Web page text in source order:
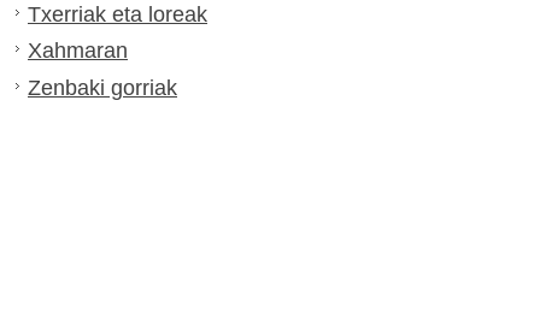
Txerriak eta loreak
Xahmaran
Zenbaki gorriak